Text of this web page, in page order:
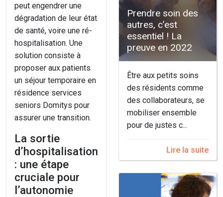
peut engendrer une
dégradation de leur état
de santé, voire une ré-
hospitalisation. Une
solution consiste à
proposer aux patients
un séjour temporaire en
résidence services
seniors Domitys pour
assurer une transition.
La sortie
d’hospitalisation
: une étape
cruciale pour
l’autonomie
Prendre soin des
autres, c’est
essentiel ! La
preuve en 2022
Être aux petits soins
des résidents comme
des collaborateurs, se
mobiliser ensemble
pour de justes c...
Lire la suite